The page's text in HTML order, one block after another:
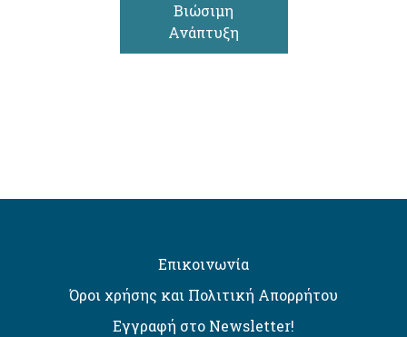
Βιώσιμη
Ανάπτυξη
Επικοινωνία
Όροι χρήσης και Πολιτική Απορρήτου
Εγγραφή στο Newsletter!